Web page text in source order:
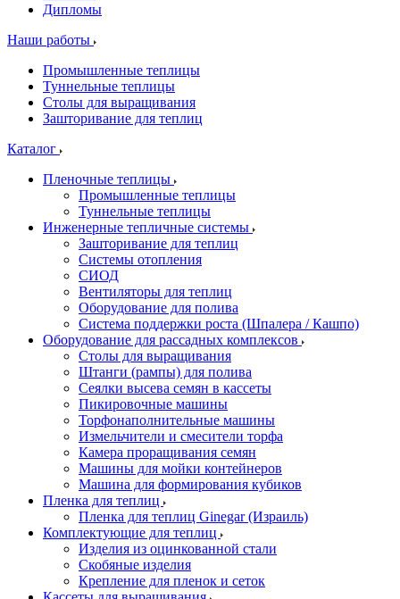
Дипломы
Наши работы
Промышленные теплицы
Туннельные теплицы
Столы для выращивания
Зашторивание для теплиц
Каталог
Пленочные теплицы
Промышленные теплицы
Туннельные теплицы
Инженерные тепличные системы
Зашторивание для теплиц
Системы отопления
СИОД
Вентиляторы для теплиц
Оборудование для полива
Система поддержки роста (Шпалера / Кашпо)
Оборудование для рассадных комплексов
Столы для выращивания
Штанги (рампы) для полива
Сеялки высева семян в кассеты
Пикировочные машины
Торфонаполнительные машины
Измельчители и смесители торфа
Камера проращивания семян
Машины для мойки контейнеров
Машина для формирования кубиков
Пленка для теплиц
Пленка для теплиц Ginegar (Израиль)
Комплектующие для теплиц
Изделия из оцинкованной стали
Скобяные изделия
Крепление для пленок и сеток